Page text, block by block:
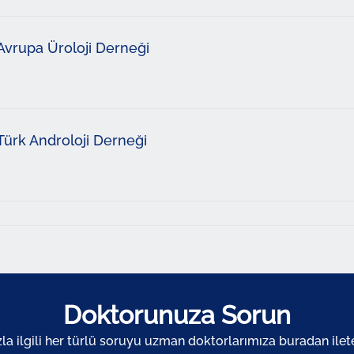
Üroloji Derneği
Androloji Derneği
Doktorunuza Sorun
ilgili her türlü soruyu uzman doktorlarımıza buradan